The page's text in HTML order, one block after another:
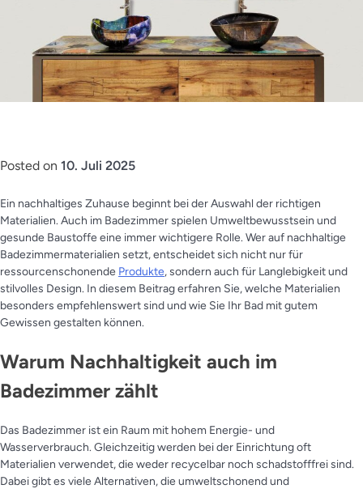
Posted on 10. Juli 2025
Ein nachhaltiges Zuhause beginnt bei der Auswahl der richtigen
Materialien. Auch im Badezimmer spielen Umweltbewusstsein und
gesunde Baustoffe eine immer wichtigere Rolle. Wer auf nachhaltige
Badezimmermaterialien setzt, entscheidet sich nicht nur für
ressourcenschonende Produkte, sondern auch für Langlebigkeit und
stilvolles Design. In diesem Beitrag erfahren Sie, welche Materialien
besonders empfehlenswert sind und wie Sie Ihr Bad mit gutem
Gewissen gestalten können.
Warum Nachhaltigkeit auch im
Badezimmer zählt
Das Badezimmer ist ein Raum mit hohem Energie- und
Wasserverbrauch. Gleichzeitig werden bei der Einrichtung oft
Materialien verwendet, die weder recycelbar noch schadstofffrei sind.
Dabei gibt es viele Alternativen, die umweltschonend und